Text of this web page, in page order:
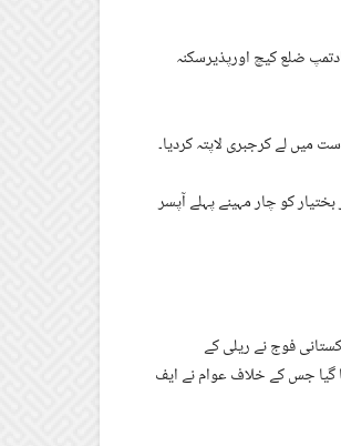
ضلع کیچ اورپذیرسکنہ
کو چار مہینے پہلے آپسر
فوج نے ریلی کے
گیا جس کے خلاف عوام نے ایف